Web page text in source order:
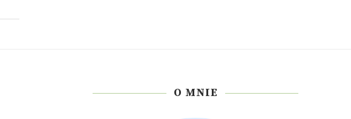
O MNIE